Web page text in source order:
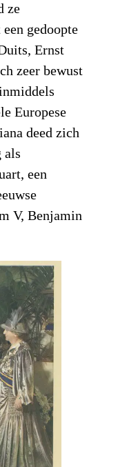
ze
gedoopte
Ernst
zeer bewust
Europese
deed zich
als
een
V, Benjamin